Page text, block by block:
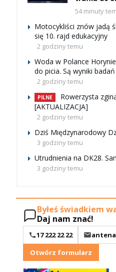
54 minuty
Motocykliści znów jadą
się 10. rajd edukacyjny
2 godziny temu
Woda w Polance
do picia. Są wyniki badań
2 godziny temu
PILNE
Rowerzysta
[AKTUALIZACJA]
2 godziny temu
Dziś Międzynarodowy
3 godziny temu
Utrudnienia na DK28.
3 godziny temu
Byłeś świadkiem
Daj nam znać!
17 222 22 22
Otwórz formularz